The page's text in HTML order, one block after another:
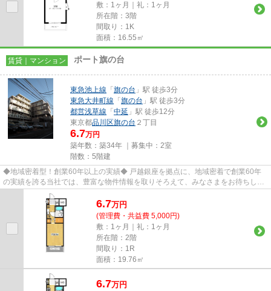
敷：1ヶ月｜礼：1ヶ月
所在階：3階
間取り：1K
面積：16.55㎡
賃貸｜マンション ポート旗の台
東急池上線 「 旗の台 」駅 徒歩3分
東急大井町線 「 旗の台 」駅 徒歩3分
都営浅草線 「 中延 」駅 徒歩12分
東京都品川区旗の台 ２丁目
6.7万円
築年数：築34年 ｜募集中： 2室
階数：5階建
◆地域密着型！創業60年以上の実績◆ 戸越銀座を拠点に、地域密着で創業60年
の実績を誇る当社では、豊富な物件情報を取りそろえて、みなさまをお待ちして
おります。TEL：03-5750-6633
6.7万円
(管理費・共益費 5,000円)
敷：1ヶ月｜礼：1ヶ月
所在階：2階
間取り：1R
面積：19.76㎡
6.7万円